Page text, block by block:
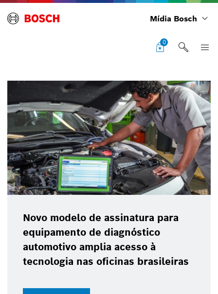
Mídia Bosch
0
Bosch celebra 10 anos do ABS
para motocicletas e reforça
da segurança nas baixas
cilindradas